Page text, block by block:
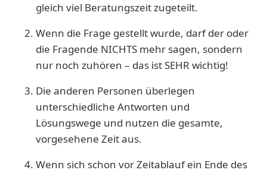
gleich viel Beratungszeit zugeteilt.
Wenn die Frage gestellt wurde, darf der oder
die Fragende NICHTS mehr sagen, sondern
nur noch zuhören – das ist SEHR wichtig!
Die anderen Personen überlegen
unterschiedliche Antworten und
Lösungswege und nutzen die gesamte,
vorgesehene Zeit aus.
Wenn sich schon vor Zeitablauf ein Ende des